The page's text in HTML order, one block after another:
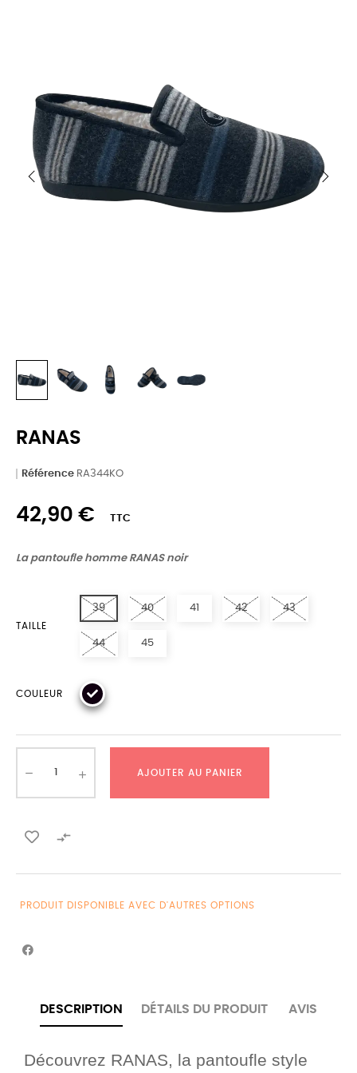
RANAS
Référence RA344KO
42,90 € TTC
La pantoufle homme RANAS noir
TAILLE
39 40 41 42 43
44 45
COULEUR
AJOUTER AU PANIER

PRODUIT DISPONIBLE AVEC D'AUTRES OPTIONS
DESCRIPTION DÉTAILS DU PRODUIT AVIS
Découvrez RANAS, la pantoufle style